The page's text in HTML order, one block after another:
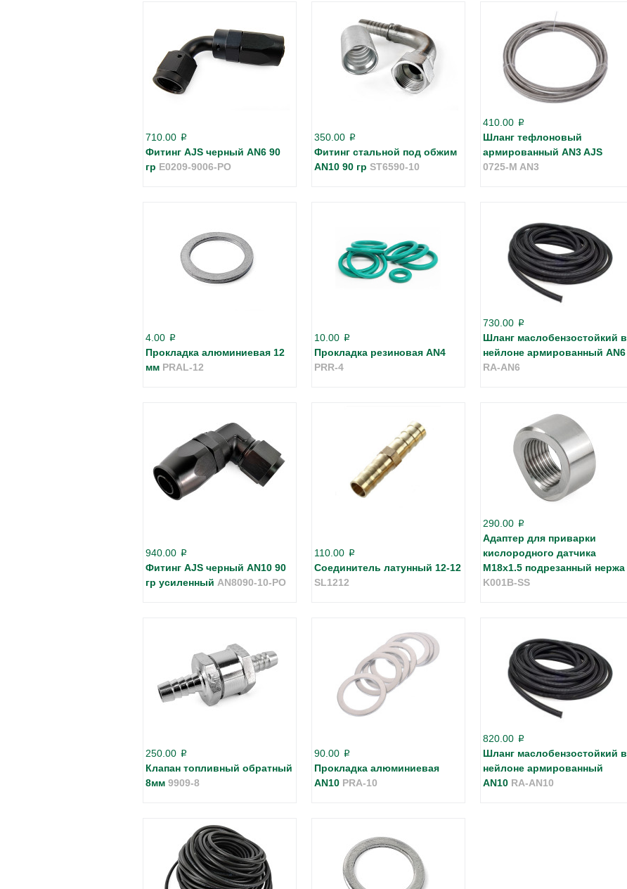
710.00 p
Фитинг AJS черный AN6 90
гр E0209-9006-PO
350.00 p
Фитинг стальной под обжим
AN10 90 гр ST6590-10
410.00 p
Шланг тефлоновый
армированный AN3 AJS
0725-M AN3
4.00 p
Прокладка алюминиевая 12
мм PRAL-12
10.00 p
Прокладка резиновая AN4
PRR-4
730.00 p
Шланг маслобензостойкий в
нейлоне армированный AN6
RA-AN6
940.00 p
Фитинг AJS черный AN10 90
гр усиленный AN8090-10-PO
110.00 p
Соединитель латунный 12-12
SL1212
290.00 p
Адаптер для приварки
кислородного датчика
M18х1.5 подрезанный нержа
K001B-SS
250.00 p
Клапан топливный обратный
8мм 9909-8
90.00 p
Прокладка алюминиевая
AN10 PRA-10
820.00 p
Шланг маслобензостойкий в
нейлоне армированный
AN10 RA-AN10